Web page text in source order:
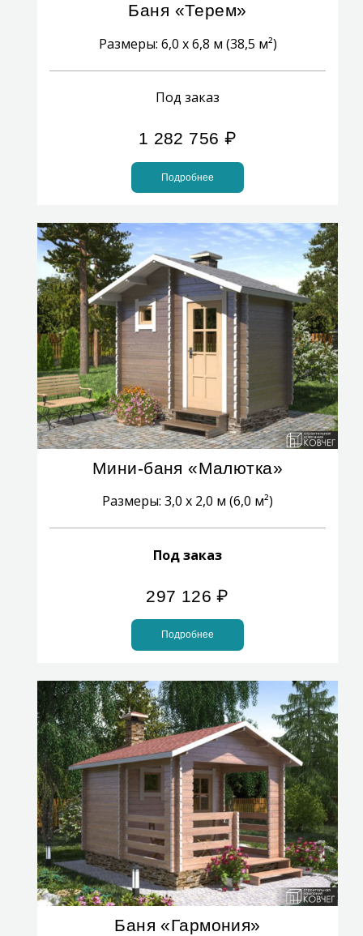
Баня «Терем»
Размеры: 6,0 x 6,8 м (38,5 м²)
Под заказ
1 282 756 ₽
Подробнее
Мини-баня «Малютка»
Размеры: 3,0 x 2,0 м (6,0 м²)
Под заказ
297 126 ₽
Подробнее
Баня «Гармония»